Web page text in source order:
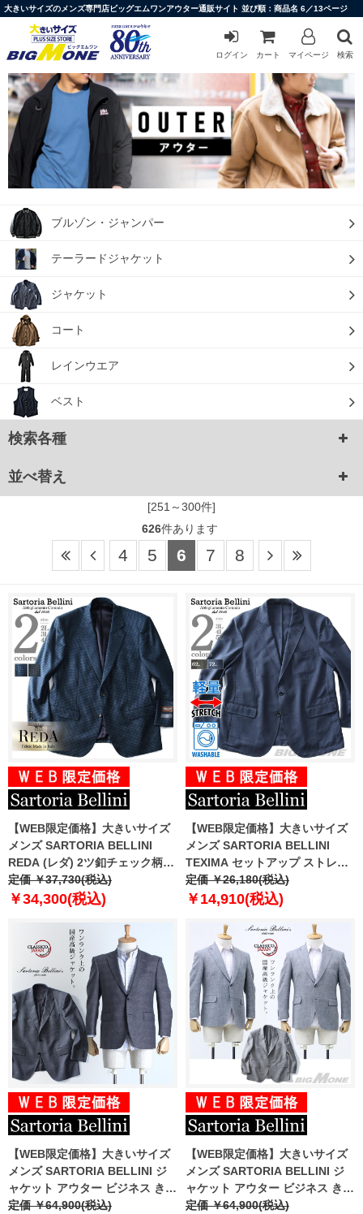
大きいサイズのメンズ専門店ビッグエムワンアウター通販サイト 並び順：商品名 6／13ページ
ログイン カート マイページ 検索
ブルゾン・ジャンパー
テーラードジャケット
ジャケット
コート
レインウエア
ベスト
検索各種
並べ替え
[251～300件]
626件あります
4 5 6 7 8
【WEB限定価格】大きいサイズ
メンズ SARTORIA BELLINI
REDA (レダ) 2ツ釦チェック柄ジ
ャケット az733201-l
定価 ￥37,730(税込)
￥34,300(税込)
【WEB限定価格】大きいサイズ
メンズ SARTORIA BELLINI
TEXIMA セットアップ ストレッ
チ ジャケット 軽量 ウォッシャブ
ル z1149782
定価 ￥26,180(税込)
￥14,910(税込)
【WEB限定価格】大きいサイズ
メンズ SARTORIA BELLINI ジ
ャケット アウター ビジネス きれ
いめ 日本製 2ツ釦 テーラードジ
定価 ￥64,900(税込)
【WEB限定価格】大きいサイズ
メンズ SARTORIA BELLINI ジ
ャケット アウター ビジネス きれ
いめ 日本製 2ツ釦 テーラードジ
定価 ￥64,900(税込)